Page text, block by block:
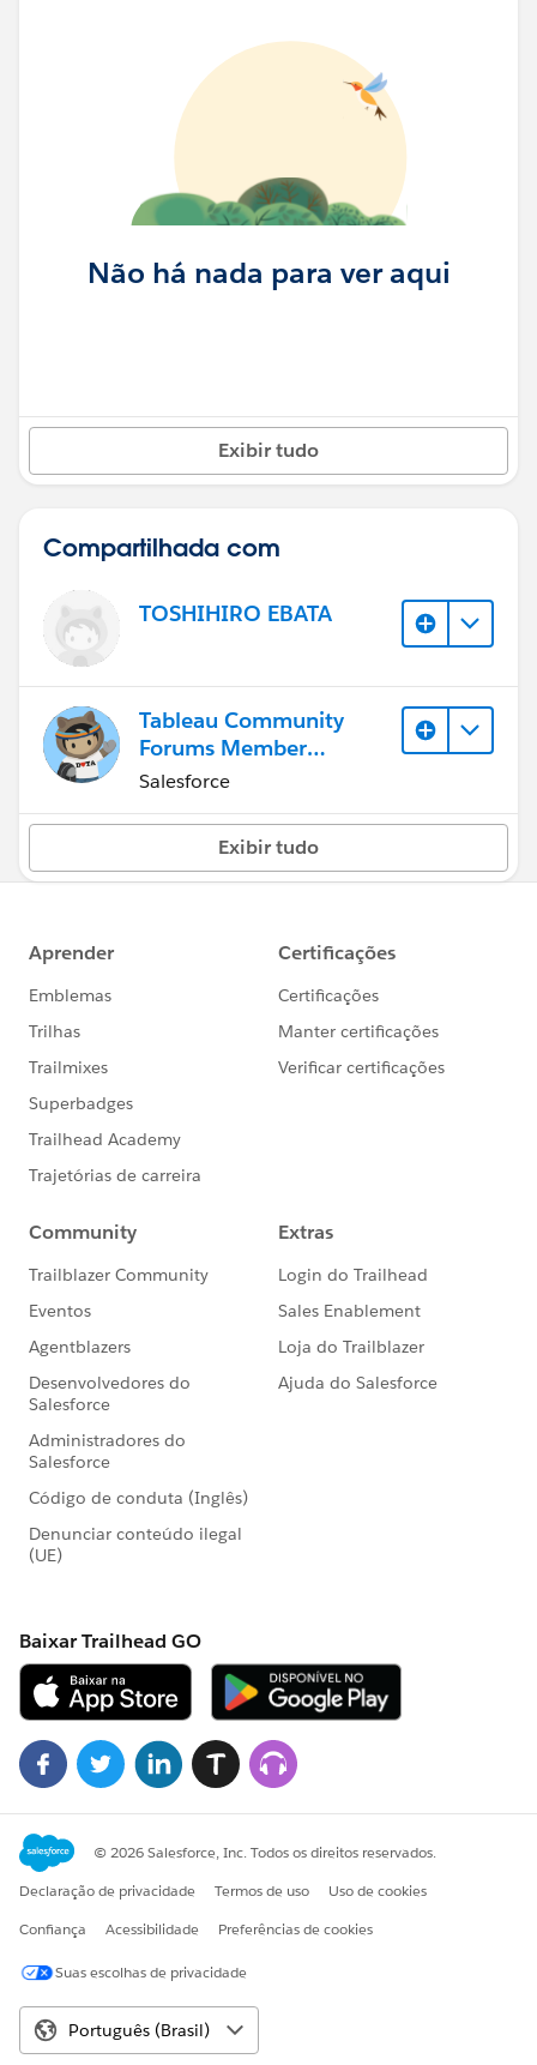
Não há nada para ver aqui
Exibir tudo
Compartilhada com
TOSHIHIRO EBATA
Tableau Community
Forums Member
(Inactive)
Salesforce
Exibir tudo